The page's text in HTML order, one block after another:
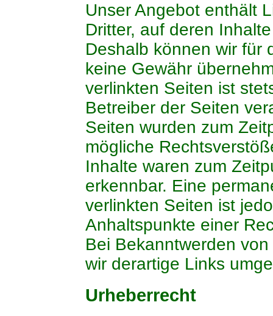
Unser Angebot enthält
Dritter, auf deren
Deshalb können wir für
keine Gewähr
verlinkten Seiten ist
Betreiber der Seiten
Seiten wurden zum
mögliche
Inhalte waren zum
erkennbar. Eine
verlinkten Seiten ist
Anhaltspunkte einer
Bei Bekanntwerden
wir derartige Links
Urheberrecht